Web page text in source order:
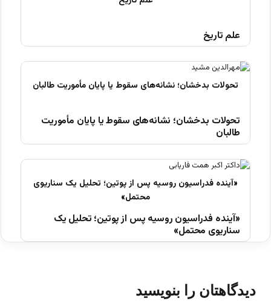
علم تاریخ
تحولات بدخشان؛ نشانه‌های سقوط یا پایان مأموریت
طالبان
«آینده فدراسیون روسیه پس از پوتین؛ تحلیل یک
سناریوی محتمل»
دیدگاهتان را بنویسید